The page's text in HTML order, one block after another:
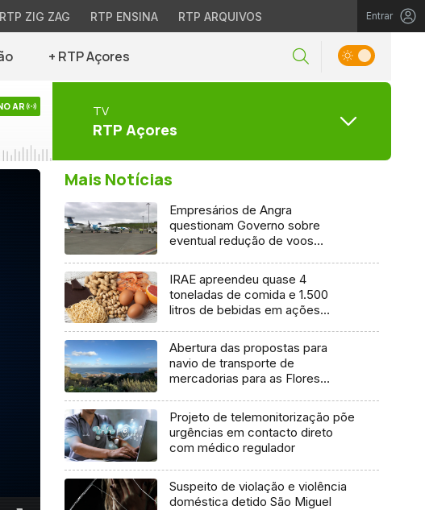
RTP ZIG ZAG RTP ENSINA RTP ARQUIVOS Entrar
+ RTP Açores
AR TV
RTP Açores
Mais Notícias
Empresários de Angra
questionam Governo sobre
eventual redução de voos
IRAE apreendeu quase 4
toneladas de comida e 1.500
litros de bebidas em ações
Abertura das propostas para
navio de transporte de
mercadorias para as Flores
Projeto de telemonitorização põe
urgências em contacto direto
com médico regulador
Suspeito de violação e violência
doméstica detido São Miguel